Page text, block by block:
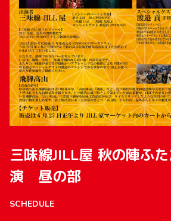
三味線JILL屋 秋の陣ふ
演 昼の部
SCHEDULE